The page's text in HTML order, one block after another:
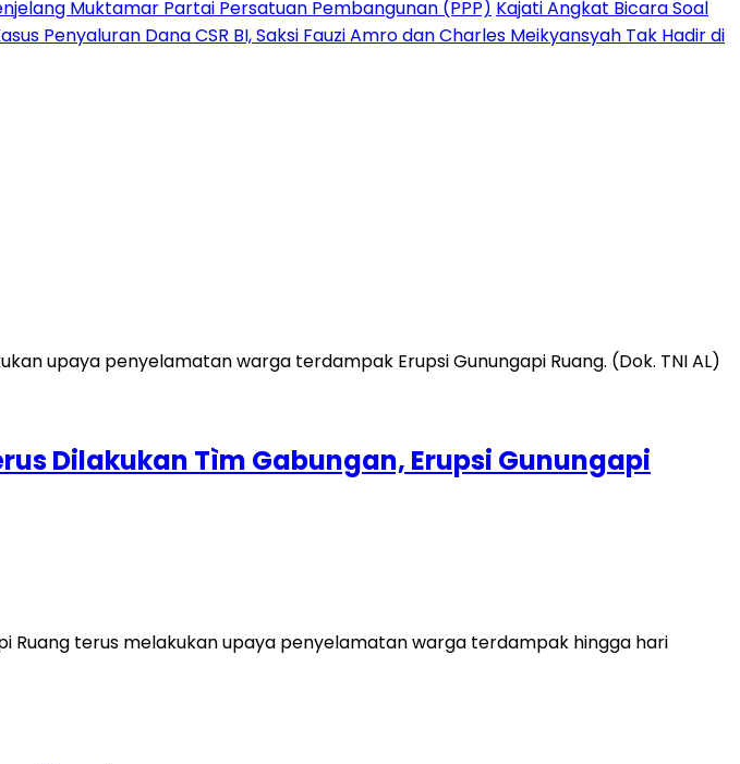
Muktamar Partai Persatuan Pembangunan (PPP) Kajati Angkat Bicara Soal
Penyaluran Dana CSR BI, Saksi Fauzi Amro dan Charles Meikyansyah Tak Hadir di
Dilakukan Tìm Gabungan, Erupsi Gunungapi
Ruang terus melakukan upaya penyelamatan warga terdampak hingga hari